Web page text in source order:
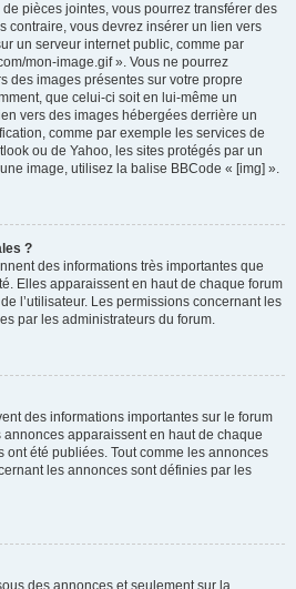
pièces jointes, vous pourrez transférer des
contraire, vous devrez insérer un lien vers
un serveur internet public, comme par
mon-image.gif ». Vous ne pourrez
des images présentes sur votre propre
que celui-ci soit en lui-même un
vers des images hébergées derrière un
comme par exemple les services de
ou de Yahoo, les sites protégés par un
image, utilisez la balise BBCode « [img] ».
?
des informations très importantes que
Elles apparaissent en haut de chaque forum
l’utilisateur. Les permissions concernant les
par les administrateurs du forum.
des informations importantes sur le forum
apparaissent en haut de chaque
été publiées. Tout comme les annonces
les annonces sont définies par les
des annonces et seulement sur la